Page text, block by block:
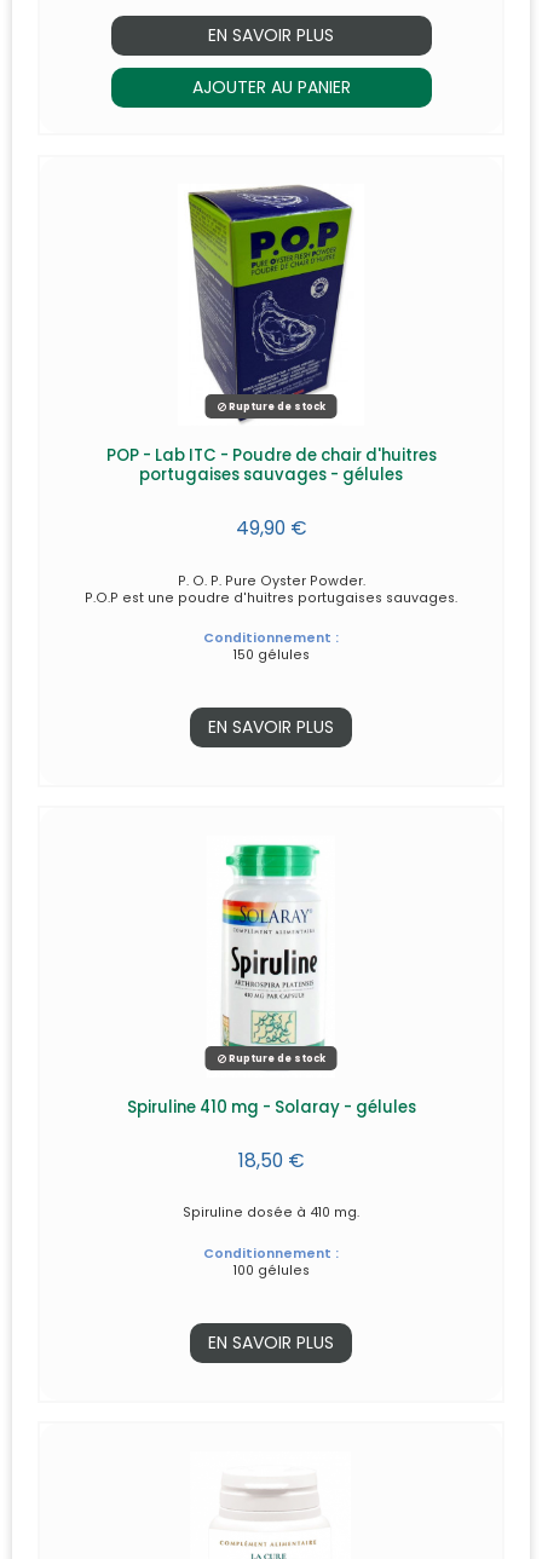
EN SAVOIR PLUS
AJOUTER AU PANIER
Rupture de stock
POP - Lab ITC - Poudre de chair d'huitres
portugaises sauvages - gélules
49,90 €
P. O. P. Pure Oyster Powder.
P.O.P est une poudre d'huitres portugaises sauvages.
Conditionnement :
150 gélules
EN SAVOIR PLUS
Rupture de stock
Spiruline 410 mg - Solaray - gélules
18,50 €
Spiruline dosée à 410 mg.
Conditionnement :
100 gélules
EN SAVOIR PLUS